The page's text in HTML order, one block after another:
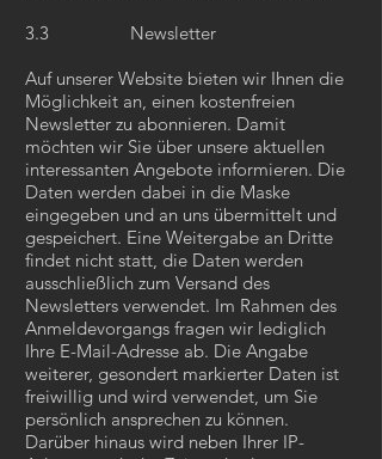
3.3 Newsletter
Auf unserer Website bieten wir Ihnen die
Möglichkeit an, einen kostenfreien
Newsletter zu abonnieren. Damit
möchten wir Sie über unsere aktuellen
interessanten Angebote informieren. Die
Daten werden dabei in die Maske
eingegeben und an uns übermittelt und
gespeichert. Eine Weitergabe an Dritte
findet nicht statt, die Daten werden
ausschließlich zum Versand des
Newsletters verwendet. Im Rahmen des
Anmeldevorgangs fragen wir lediglich
Ihre E-Mail-Adresse ab. Die Angabe
weiterer, gesondert markierter Daten ist
freiwillig und wird verwendet, um Sie
persönlich ansprechen zu können.
Darüber hinaus wird neben Ihrer IP-